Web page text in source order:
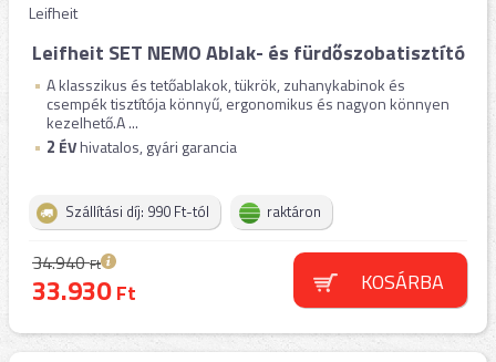
Leifheit
Leifheit SET NEMO Ablak- és fürdőszobatisztító
A klasszikus és tetőablakok, tükrök, zuhanykabinok és
csempék tisztítója könnyű, ergonomikus és nagyon könnyen
kezelhető.A ...
2 ÉVhivatalos, gyári garancia
Szállítási díj: 990 Ft-tól raktáron
34.940Ft
33.930Ft KOSÁRBA